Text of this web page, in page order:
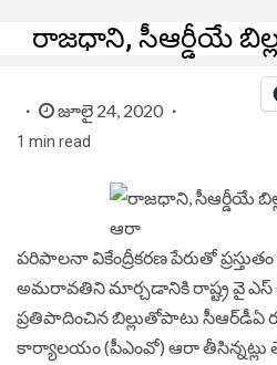
రాజధాని, సీఆర్డీయే
జూలై 24, 2020
1 min read
పరిపాలనా వికేంద్రీకరణ పేరుతో
అమరావతిని మార్చడానికి రాష్ట్ర వై ఎస్
ప్రతిపాదించిన బిల్లుతోపాటు సీఆర్‌డీఏ
కార్యాలయం (పీఎంవో) ఆరా తీసిన్నట్లు